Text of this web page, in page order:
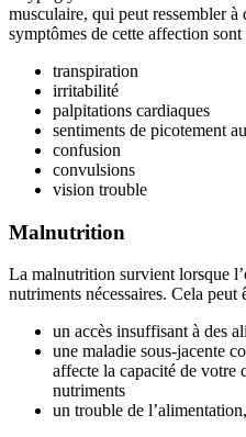
musculaire, qui peut ressembler à
symptômes de cette affection sont
transpiration
irritabilité
palpitations cardiaques
sentiments de picotement
confusion
convulsions
vision trouble
Malnutrition
La malnutrition survient lorsque
nutriments nécessaires. Cela peut
un accès insuffisant à des
une maladie sous-jacente
affecte la capacité de votre
nutriments
un trouble de